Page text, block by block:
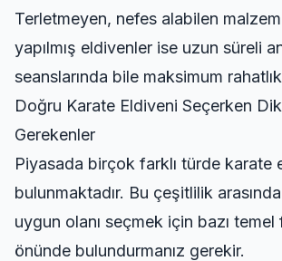
Terletmeyen, nefes alabilen
yapılmış eldivenler ise uzun süreli
seanslarında bile maksimum
Doğru Karate Eldiveni Seçerken
Gerekenler
Piyasada birçok farklı türde karate
bulunmaktadır. Bu çeşitlilik
uygun olanı seçmek için bazı
önünde bulundurmanız gerekir.